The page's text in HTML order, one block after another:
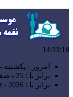
14:33:18
امروز : یکشنبه - ۱۸ مرداد - ۱۴۰۵
برابر با : 25 - صفر - 1448
برابر با : Sunday - 9 August - 2026